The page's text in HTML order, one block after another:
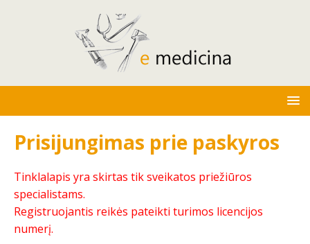
Prisijungimas prie paskyros
Tinklalapis yra skirtas tik sveikatos priežiūros
specialistams.
Registruojantis reikės pateikti turimos licencijos
numerį.